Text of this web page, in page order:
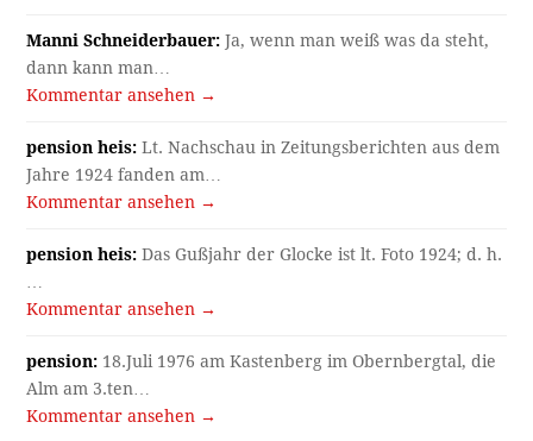
Manni Schneiderbauer: Ja, wenn man weiß was da steht,
dann kann man…
Kommentar ansehen →
pension heis: Lt. Nachschau in Zeitungsberichten aus dem
Jahre 1924 fanden am…
Kommentar ansehen →
pension heis: Das Gußjahr der Glocke ist lt. Foto 1924; d. h.
Kommentar ansehen →
pension: 18.Juli 1976 am Kastenberg im Obernbergtal, die
Alm am 3.ten…
Kommentar ansehen →